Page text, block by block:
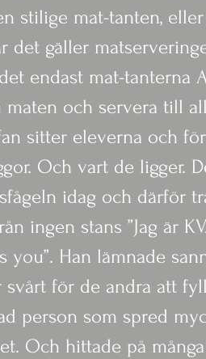
stilige mat-tanten,
det gäller
endast mat-tanterna
maten och servera till
sitter eleverna och
Och vart de ligger.
idag och därför
ingen stans ”Jag är
you”. Han lämnade
svårt för de andra att
person som spred
Och hittade på